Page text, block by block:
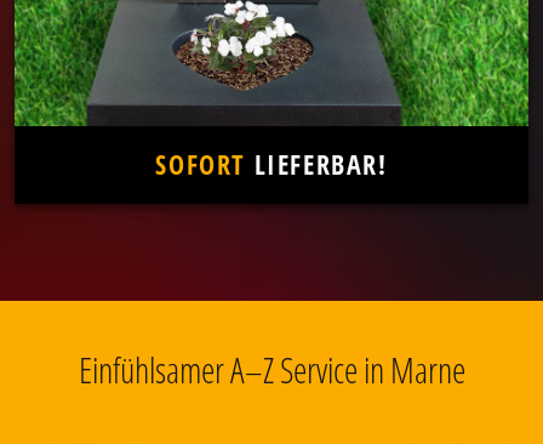
SOFORT LIEFERBAR!
Einfühlsamer A–Z Service in Marne